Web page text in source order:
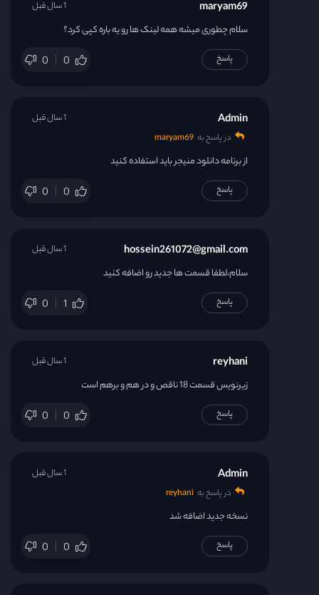
maryam69
سلام چطوری میشه همه لینک ها رو یه باره کپی کرد؟
0 0
1 سال قبل
پاسخ
Admin
در پاسخ به maryam69
از برنامه دانلود منیجر باید استفاده کنید
0 0
1 سال قبل
پاسخ
hossein261072@gmail.com
سلام،لطفا قسمت ها جدید رو اضافه کنید
0 1
1 سال قبل
پاسخ
reyhani
زیرنویس قسمت 18 ناقص و در هم و برهم است
0 0
1 سال قبل
پاسخ
Admin
در پاسخ به reyhani
نسخه جدید اضافه شد
0 0
1 سال قبل
پاسخ